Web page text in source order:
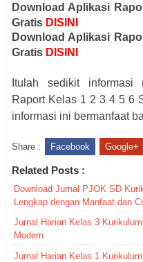
Download Aplikasi
Gratis DISINI
Download Aplikasi
Gratis DISINI
Itulah sedikit informasi
Raport Kelas 1 2 3 4 5 6
informasi ini bermanfaat
Share : Facebook Google+
Related Posts :
Download Jurnal PJOK SD
Lengkap dengan Manfaat dan
Jurnal Harian Kelas 3
Modern
Jurnal Harian Kelas 1